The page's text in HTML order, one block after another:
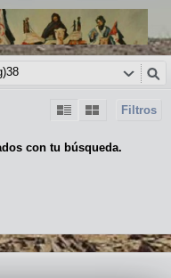
Filtros
con tu búsqueda.